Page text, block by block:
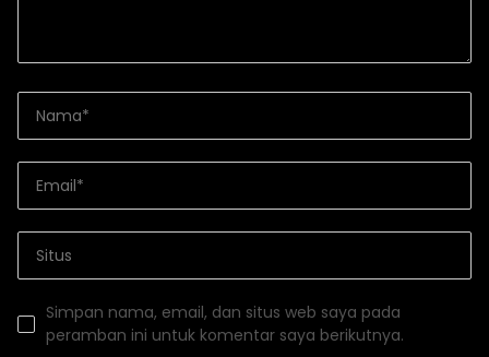
Simpan nama, email, dan situs web saya pada
peramban ini untuk komentar saya berikutnya.